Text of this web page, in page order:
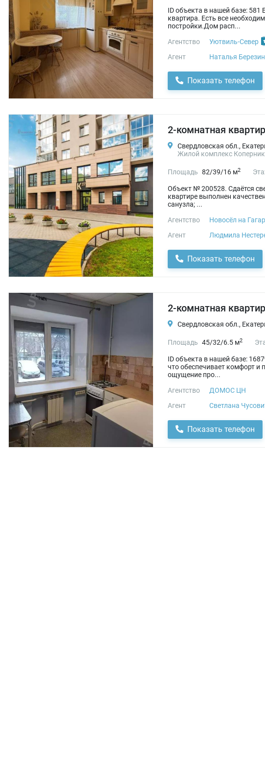
ID объекта в нашей базе:
квартира. Есть все
постройки.Дом расп...
Агентство
Уютвиль-Север
Агент Наталья
Показать телефон
2-комнатная
Свердловская обл.,
Жилой комплекс Коперник
Площадь 82/39/16 м2
Объект № 200528. Сдаётся
квартире выполнен
санузла; ...
Агентство
Новосёл на
Агент Людмила
Показать телефон
2-комнатная
Свердловская обл.,
Площадь 45/32/6.5 м2
ID объекта в нашей базе:
что обеспечивает комфорт и
ощущение про...
Агентство
ДОМОС ЦН
Агент
Светлана
Показать телефон